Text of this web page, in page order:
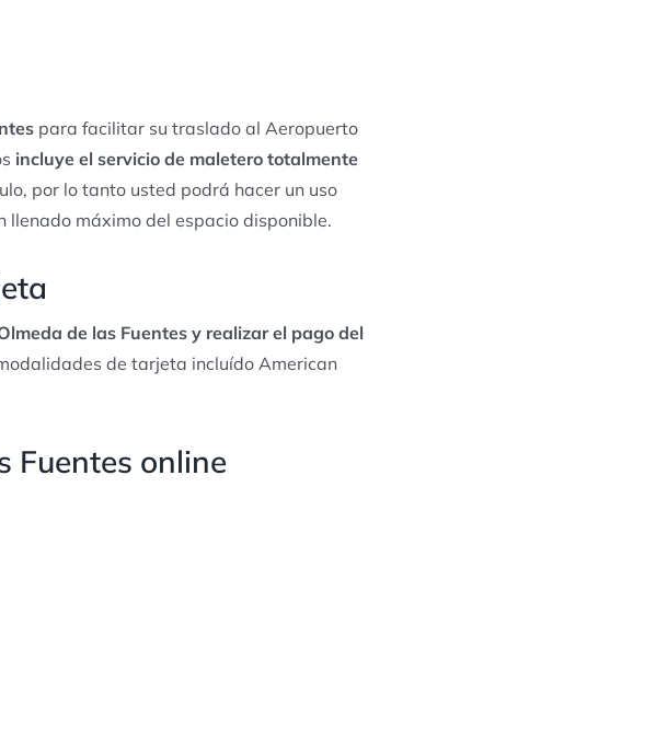
para facilitar su traslado al Aeropuerto
incluye el servicio de maletero totalmente
por lo tanto usted podrá hacer un uso
máximo del espacio disponible.
de las Fuentes y realizar el pago del
de tarjeta incluído American
Fuentes online